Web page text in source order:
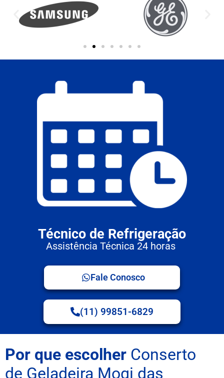
Técnico de Refrigeração
Assistência Técnica 24 horas
Fale Conosco
(11) 99851-6829
Por que escolher Conserto
de Geladeira Mogi das